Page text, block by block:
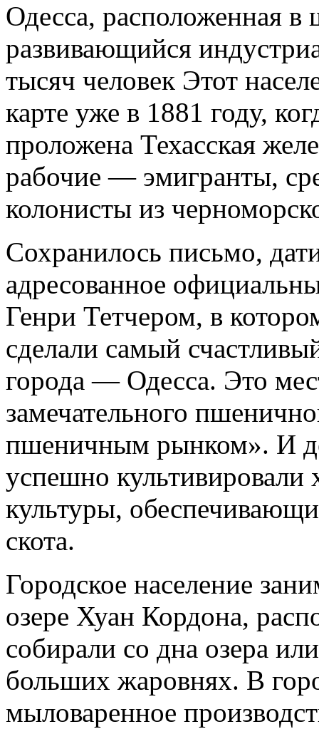
Одесса, расположенная
развивающийся
тысяч человек Этот
карте уже в 1881 году,
проложена Техасская
рабочие — эмигранты,
колонисты из
Сохранилось письмо,
адресованное
Генри Тетчером, в
сделали самый
города — Одесса. Это
замечательного
пшеничным рынком». И
успешно
культуры,
скота.
Городское население
озере Хуан Кордона,
собирали со дна озера
больших жаровнях. В
мыловаренное